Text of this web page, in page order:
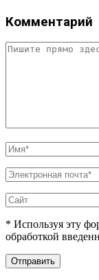
Комментарий
* Используя эту
обработкой